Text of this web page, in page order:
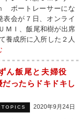
ボートレーサーにな
表会が７日、オンライ
ＭＩ、飯尾和樹が出席
養成所に入所した２人
ん飯尾と夫婦役
だったらドキドキし
TOPICS 2020年9月24日